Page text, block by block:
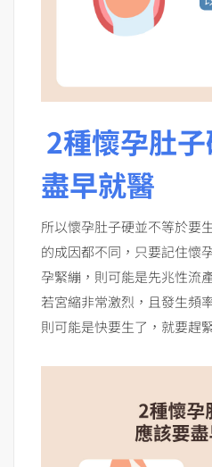
2種懷孕肚
盡早就醫
所以懷孕肚子硬並不等於要
的成因都不同，只要記住懷
孕緊繃，則可能是先兆性流
若宮縮非常激烈，且發生頻
則可能是快要生了，就要趕